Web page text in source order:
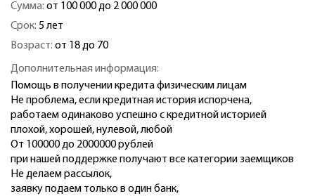
Сумма: от 100 000 до 2 000 000
Срок: 5 лет
Возраст: от 18 до 70
Дополнительная информация:
Помощь в получении кредита физическим лицам
Не проблема, если кредитная история испорчена,
работаем одинаково успешно с кредитной историей
плохой, хорошей, нулевой, любой
От 100000 до 2000000 рублей
при нашей поддержке получают все категории заемщиков
Не делаем рассылок,
заявку подаем только в один банк,